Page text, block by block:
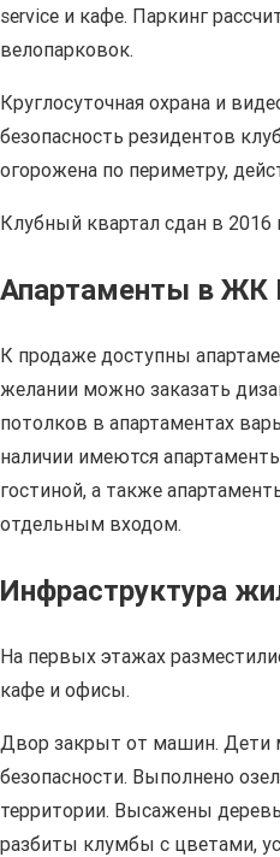
service и кафе. Паркинг
велопарковок.
Круглосуточная охрана и
безопасность резидентов
огорожена по периметру,
Клубный квартал сдан в 2016
Апартаменты в ЖК
К продаже доступны
желании можно заказать
потолков в апартаментах
наличии имеются
гостиной, а также
отдельным входом.
Инфраструктура
На первых этажах
кафе и офисы.
Двор закрыт от машин. Дети
безопасности. Выполнено
территории. Высажены
разбиты клумбы с цветами,